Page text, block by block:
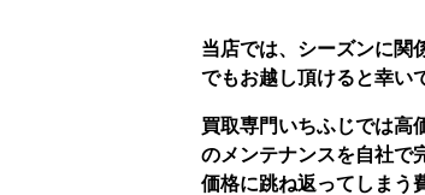
当店では、シーズンに関
でもお越し頂けると幸い
買取専門いちふじでは高
のメンテナンスを自社で
価格に跳ね返ってしまう